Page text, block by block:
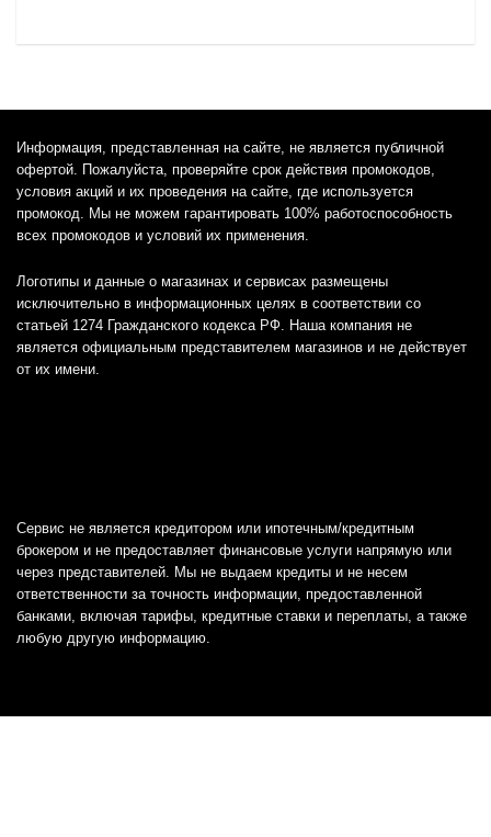
Информация, представленная на сайте, не является публичной
офертой. Пожалуйста, проверяйте срок действия промокодов,
условия акций и их проведения на сайте, где используется
промокод. Мы не можем гарантировать 100% работоспособность
всех промокодов и условий их применения.
Логотипы и данные о магазинах и сервисах размещены
исключительно в информационных целях в соответствии со
статьей 1274 Гражданского кодекса РФ. Наша компания не
является официальным представителем магазинов и не действует
от их имени.
Сервис не является кредитором или ипотечным/кредитным
брокером и не предоставляет финансовые услуги напрямую или
через представителей. Мы не выдаем кредиты и не несем
ответственности за точность информации, предоставленной
банками, включая тарифы, кредитные ставки и переплаты, а также
любую другую информацию.